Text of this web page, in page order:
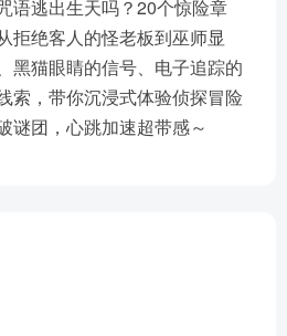
语逃出生天吗？20个惊险章
拒绝客人的怪老板到巫师显
黑猫眼睛的信号、电子追踪的
，带你沉浸式体验侦探冒险
谜团，心跳加速超带感～